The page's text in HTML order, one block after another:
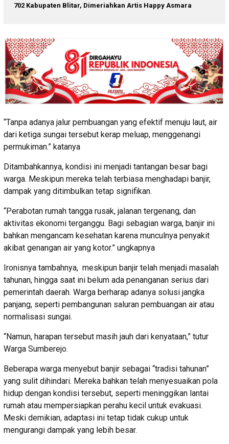
702 Kabupaten Blitar, Dimeriahkan Artis Happy Asmara
“Tanpa adanya jalur pembuangan yang efektif menuju laut, air
dari ketiga sungai tersebut kerap meluap, menggenangi
permukiman.” katanya
Ditambahkannya, kondisi ini menjadi tantangan besar bagi
warga. Meskipun mereka telah terbiasa menghadapi banjir,
dampak yang ditimbulkan tetap signifikan.
“Perabotan rumah tangga rusak, jalanan tergenang, dan
aktivitas ekonomi terganggu. Bagi sebagian warga, banjir ini
bahkan mengancam kesehatan karena munculnya penyakit
akibat genangan air yang kotor.” ungkapnya
Ironisnya tambahnya, meskipun banjir telah menjadi masalah
tahunan, hingga saat ini belum ada penanganan serius dari
pemerintah daerah. Warga berharap adanya solusi jangka
panjang, seperti pembangunan saluran pembuangan air atau
normalisasi sungai.
“Namun, harapan tersebut masih jauh dari kenyataan,” tutur
Warga Sumberejo.
Beberapa warga menyebut banjir sebagai “tradisi tahunan”
yang sulit dihindari. Mereka bahkan telah menyesuaikan pola
hidup dengan kondisi tersebut, seperti meninggikan lantai
rumah atau mempersiapkan perahu kecil untuk evakuasi.
Meski demikian, adaptasi ini tetap tidak cukup untuk
mengurangi dampak yang lebih besar.